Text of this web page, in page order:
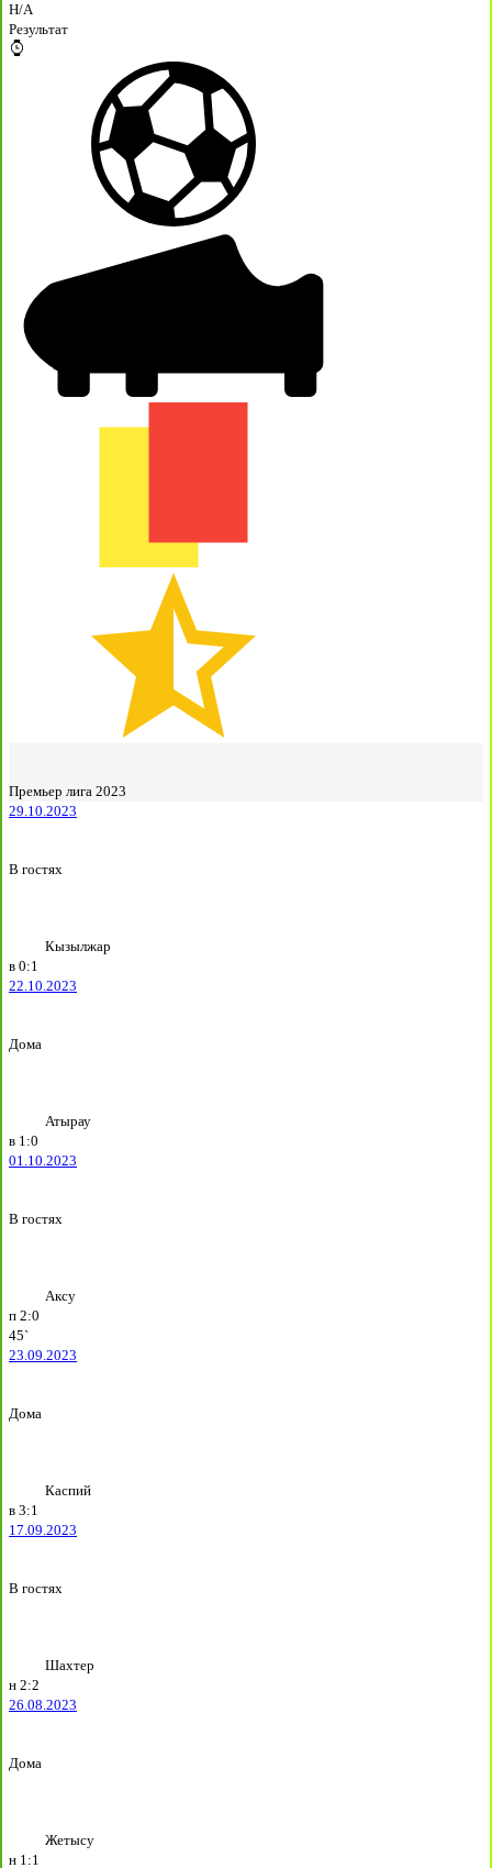
H/A
Результат
Премьер лига 2023
29.10.2023
В гостях
Кызылжар
в 0:1
22.10.2023
Дома
Атырау
в 1:0
01.10.2023
В гостях
Аксу
п 2:0
45`
23.09.2023
Дома
Каспий
в 3:1
17.09.2023
В гостях
Шахтер
н 2:2
26.08.2023
Дома
Жетысу
н 1:1